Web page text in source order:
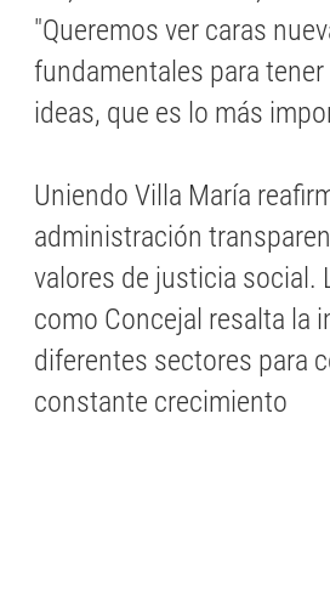
"Queremos ver caras
fundamentales para
ideas, que es lo más
Uniendo Villa María
administración
valores de justicia social.
como Concejal resalta la
diferentes sectores para
constante crecimiento